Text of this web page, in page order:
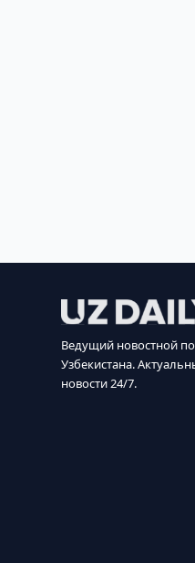
Ведущий новостной
Узбекистана.
новости 24/7.